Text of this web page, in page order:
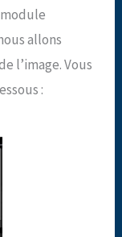
allons
l’image. Vous
: